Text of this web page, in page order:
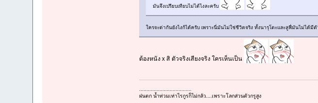
มันจึงเปรียบเทียบไม่ได้ไงละครับ
ใครจะด่ากันยังไงก้ได้ครับ เพราะนี่มันไม่ใช่ชีวิตจริง ทั้งนารุโตะและลูฟี่มันไม่ได้
ต้องหนัง x สิ ตัวจริงเสียงจริง ใครเห็นเป็น
ฝนตก น้ำท่วมเท่าไรกูรก็ไม่กลัว....เพราะโลกส่วนตัวกรูสูง